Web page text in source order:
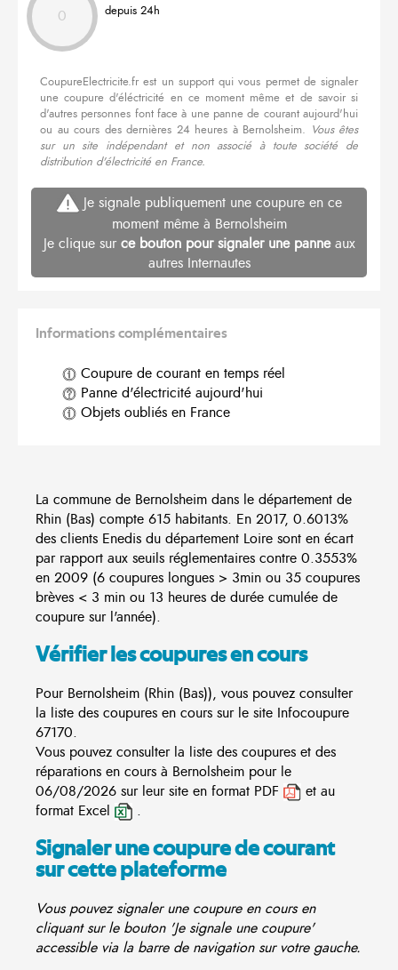
0 depuis 24h
CoupureElectricite.fr est un support qui vous permet de signaler
une coupure d'éléctricité en ce moment même et de savoir si
d'autres personnes font face à une panne de courant aujourd'hui
ou au cours des dernières 24 heures à Bernolsheim. Vous êtes
sur un site indépendant et non associé à toute société de
distribution d'électricité en France.
Je signale publiquement une coupure en ce
moment même à Bernolsheim
Je clique sur ce bouton pour signaler une panneaux
autres Internautes
Informations complémentaires
Coupure de courant en temps réel
Panne d'électricité aujourd'hui
Objets oubliés en France
La commune de Bernolsheim dans le département de
Rhin (Bas) compte 615 habitants. En 2017, 0.6013%
des clients Enedis du département Loire sont en écart
par rapport aux seuils réglementaires contre 0.3553%
en 2009 (6 coupures longues > 3min ou 35 coupures
brèves < 3 min ou 13 heures de durée cumulée de
coupure sur l'année).
Vérifier les coupures en cours
Pour Bernolsheim (Rhin (Bas)), vous pouvez consulter
la liste des coupures en cours sur le site Infocoupure
67170.
Vous pouvez consulter la liste des coupures et des
réparations en cours à Bernolsheim pour le
06/08/2026 sur leur site en format PDF
et au
format Excel
.
Signaler une coupure de courant
sur cette plateforme
Vous pouvez signaler une coupure en cours en
cliquant sur le bouton 'Je signale une coupure'
accessible via la barre de navigation sur votre gauche.